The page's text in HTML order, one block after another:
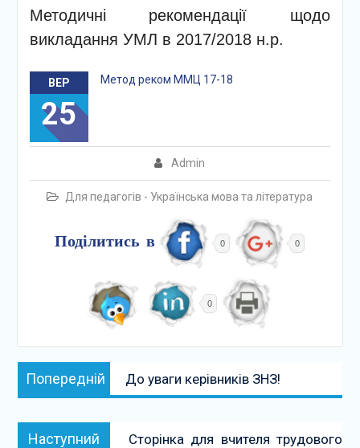
Методичні рекомендації щодо
викладання УМЛ в 2017/2018 н.р.
ВЕР
25
Admin
Для педагогів - Українська мова та література
Метод реком ММЦ 17-18
Поділитись в 0 0
0
Навігація
записів
Попередній Попередній:
До уваги керівників ЗНЗ!
Наступний Наступний:
Сторінка для вчителя трудового